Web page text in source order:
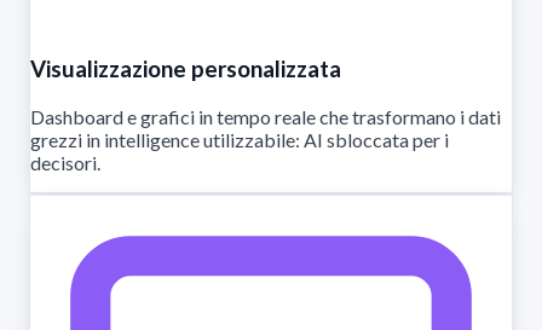
Visualizzazione personalizzata
Dashboard e grafici in tempo reale che trasformano i dati
grezzi in intelligence utilizzabile: AI sbloccata per i
decisori.